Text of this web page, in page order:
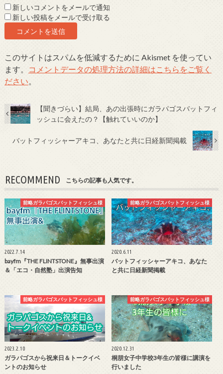
新しいコメントをメールで通知
新しい投稿をメールで受け取る
このサイトはスパムを低減するために Akismet を使ってい
ます。
コメントデータの処理方法の詳細はこちらをご覧く
ださい。
【聞きづらい】結局、あの出張時にガラパゴスバットフィ
ッシュに会えたの？【触れていいのか】
バットフィッシャーアキコ、あなたと共に日経新聞掲載
RECOMMEND こちらの記事も人気です。
前略ガラパゴスバットフィッシュ様
2022.7.14
bayfm『THE FLINTSTONE』無事出演
＆「エコ・自然塾」出演告知
前略ガラパゴスバットフィッシュ様
2020.6.11
バットフィッシャーアキコ、あなた
と共に日経新聞掲載
前略ガラパゴスバットフィッシュ様
2023.2.10
ガラパゴスから祝来日＆トークイベ
ントのお知らせ
前略ガラパゴスバットフィッシュ様
2020.12.31
桐朋女子中学校3年生の皆様に講演を
行いました